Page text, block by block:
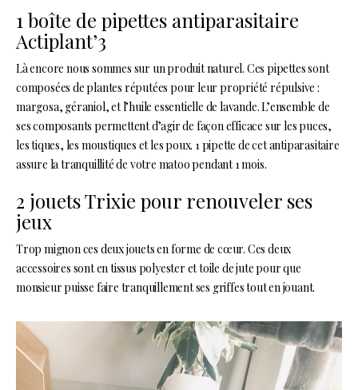
1 boîte de pipettes antiparasitaire
Actiplant’3
Là encore nous sommes sur un produit naturel. Ces pipettes sont
composées de plantes réputées pour leur propriété répulsive :
margosa, géraniol, et l’huile essentielle de lavande. L’ensemble de
ses composants permettent d’agir de façon efficace sur les puces,
les tiques, les moustiques et les poux. 1 pipette de cet antiparasitaire
assure la tranquillité de votre matoo pendant 1 mois.
2 jouets Trixie pour renouveler ses
jeux
Trop mignon ces deux jouets en forme de cœur. Ces deux
accessoires sont en tissus polyester et toile de jute pour que
monsieur puisse faire tranquillement ses griffes tout en jouant.